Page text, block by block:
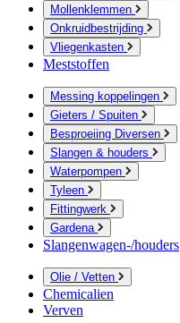
Mollenklemmen
Onkruidbestrijding
Vliegenkasten
Meststoffen
Messing koppelingen
Gieters / Spuiten
Besproeiing Diversen
Slangen & houders
Waterpompen
Tyleen
Fittingwerk
Gardena
Slangenwagen-/houders
Olie / Vetten
Chemicalien
Verven